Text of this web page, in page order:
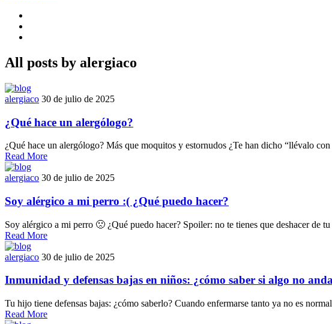
All posts by alergiaco
alergiaco 30 de julio de 2025
¿Qué hace un alergólogo?
¿Qué hace un alergólogo? Más que moquitos y estornudos ¿Te han dicho “llévalo
Read More
alergiaco 30 de julio de 2025
Soy alérgico a mi perro :( ¿Qué puedo hacer?
Soy alérgico a mi perro 🙁 ¿Qué puedo hacer? Spoiler: no te tienes que deshacer de
Read More
alergiaco 30 de julio de 2025
Inmunidad y defensas bajas en niños: ¿cómo saber si algo no
Tu hijo tiene defensas bajas: ¿cómo saberlo? Cuando enfermarse tanto ya no es
Read More